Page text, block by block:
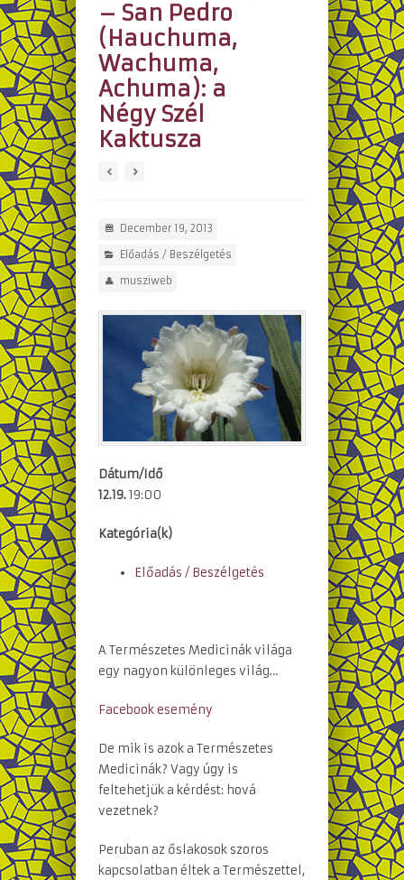
– San Pedro
(Hauchuma,
Wachuma,
Achuma): a
Négy Szél
Kaktusza
December 19, 2013
Előadás / Beszélgetés
musziweb
Dátum/Idő
12.19.19:00
Kategória(k)
Előadás / Beszélgetés
A Természetes Medicinák világa
egy nagyon különleges világ…
Facebook esemény
De mik is azok a Természetes
Medicinák? Vagy úgy is
feltehetjük a kérdést: hová
vezetnek?
Peruban az őslakosok szoros
kapcsolatban éltek a Természettel,